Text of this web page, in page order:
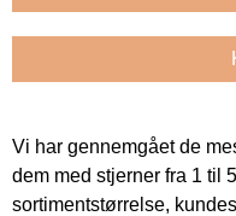
Vi har gennemgået de
dem med stjerner fra 1 til
sortimentstørrelse,